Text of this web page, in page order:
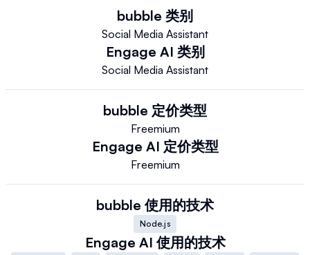
bubble 类别
Social Media Assistant
Engage AI 类别
Social Media Assistant
bubble 定价类型
Freemium
Engage AI 定价类型
Freemium
bubble 使用的技术
Node.js
Engage AI 使用的技术